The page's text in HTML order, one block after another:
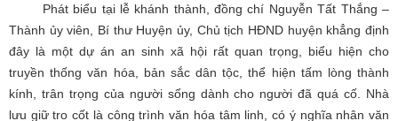
Phát biểu tại lễ khánh thành, đồng chí Nguyễn Tất Thắng –
Thành ủy viên, Bí thư Huyện ủy, Chủ tịch HĐND huyện khẳng định
đây là một dự án an sinh xã hội rất quan trọng, biểu hiện cho
truyền thống văn hóa, bản sắc dân tộc, thể hiện tấm lòng thành
kính, trân trọng của người sống dành cho người đã quá cố. Nhà
lưu giữ tro cốt là công trình văn hóa tâm linh, có ý nghĩa nhân văn